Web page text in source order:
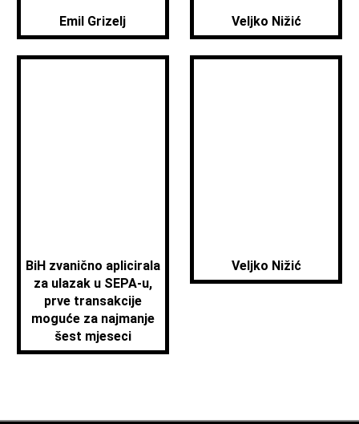
Emil Grizelj Veljko Nižić
BiH zvanično aplicirala
za ulazak u SEPA-u,
prve transakcije
moguće za najmanje
šest mjeseci
Veljko Nižić